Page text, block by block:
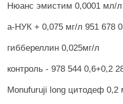
Нюанс эмистим 0,0001 мл/л
а-НУК + 0,075 мг/л 951 678
гиббереллин 0,025мг/л
контроль - 978 544 0,6+0,2
Monufuruji long цитодеф 0,2